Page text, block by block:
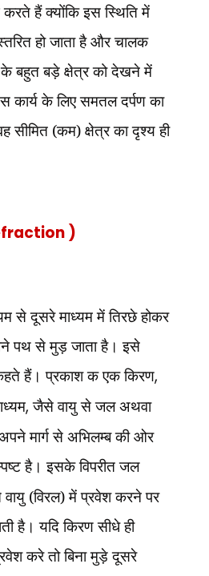
हैं क्योंकि इस स्थिति में
हो जाता है और चालक
बहुत बड़े क्षेत्र को देखने में
कार्य के लिए समतल दर्पण का
सीमित (कम) क्षेत्र का दृश्य ही
)
से दूसरे माध्यम में तिरछे होकर
पथ से मुड़ जाता है। इसे
हैं। प्रकाश क एक किरण,
,जैसे वायु से जल अथवा
मार्ग से अभिलम्ब की ओर
है। इसके विपरीत जल
(विरल) में प्रवेश करने पर
है। यदि किरण सीधे ही
करे तो बिना मुड़े दूसरे